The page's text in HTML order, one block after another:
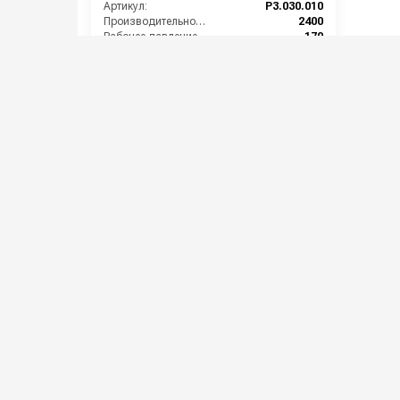
Артикул:
P3.030.010
Производительность (л/ч):
2400
170